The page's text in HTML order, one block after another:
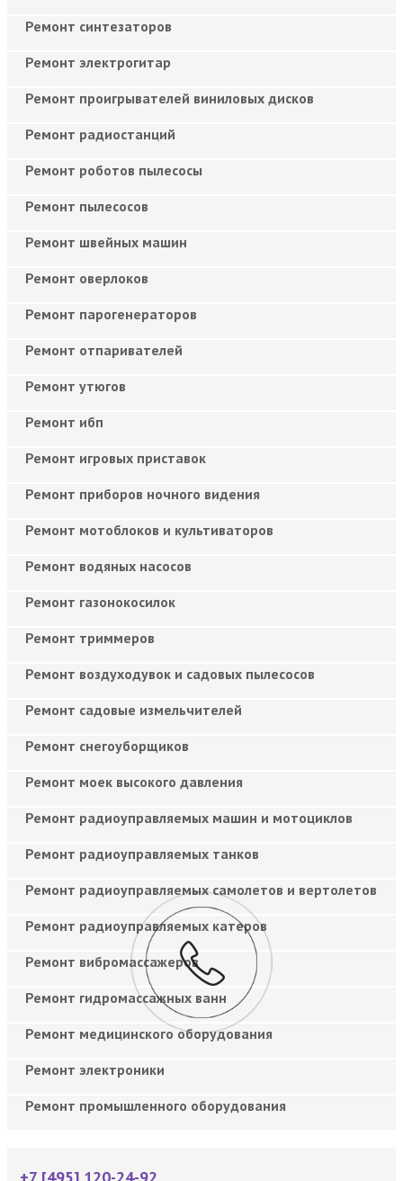
Ремонт синтезаторов
Ремонт электрогитар
Ремонт проигрывателей виниловых дисков
Ремонт радиостанций
Ремонт роботов пылесосы
Ремонт пылесосов
Ремонт швейных машин
Ремонт оверлоков
Ремонт парогенераторов
Ремонт отпаривателей
Ремонт утюгов
Ремонт ибп
Ремонт игровых приставок
Ремонт приборов ночного видения
Ремонт мотоблоков и культиваторов
Ремонт водяных насосов
Ремонт газонокосилок
Ремонт триммеров
Ремонт воздуходувок и садовых пылесосов
Ремонт садовые измельчителей
Ремонт снегоуборщиков
Ремонт моек высокого давления
Ремонт радиоуправляемых машин и мотоциклов
Ремонт радиоуправляемых танков
Ремонт радиоуправляемых самолетов и вертолетов
Ремонт радиоуправляемых катеров
Ремонт вибромассажеров
Ремонт гидромассажных ванн
Ремонт медицинского оборудования
Ремонт электроники
Ремонт промышленного оборудования